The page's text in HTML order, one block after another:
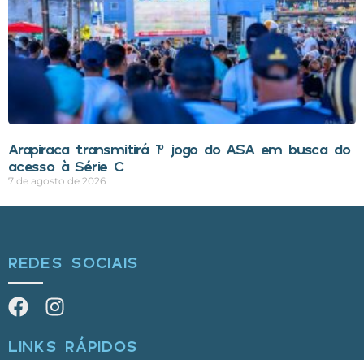
Arapiraca transmitirá 1º jogo do ASA em busca do
acesso à Série C
7 de agosto de 2026
REDES SOCIAIS
LINKS RÁPIDOS